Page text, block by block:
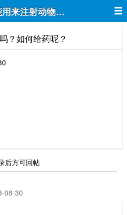
来注射动物吗？如何给药呢？
？如何给药呢？
后方可回帖
08-30